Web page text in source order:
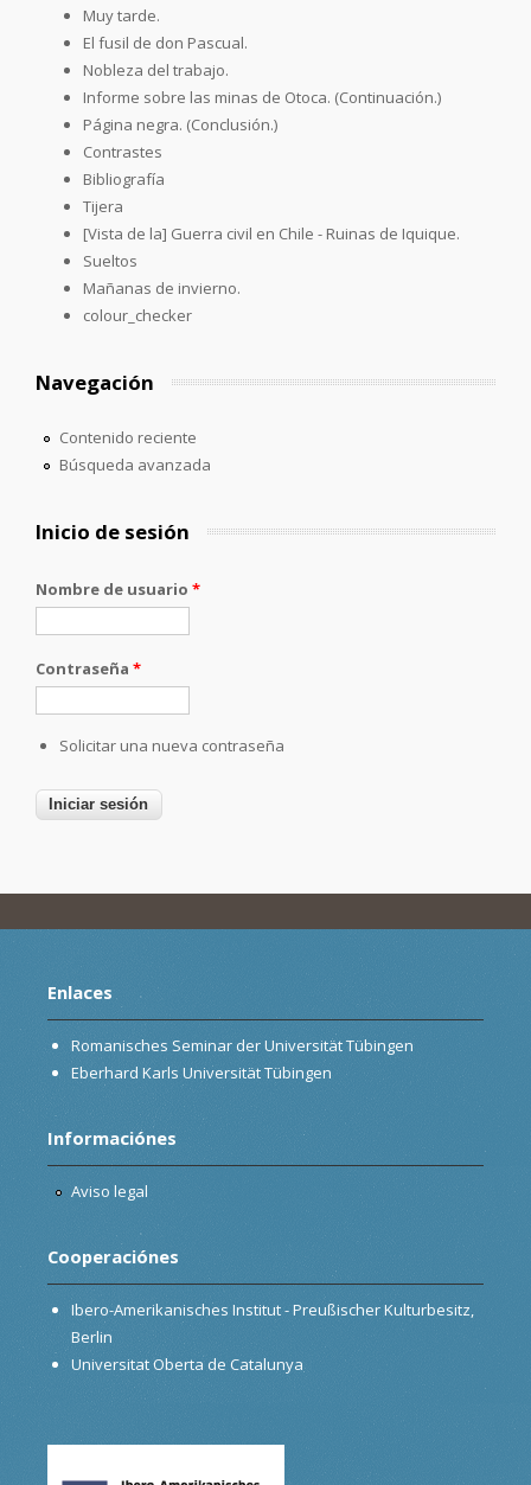
Muy tarde.
El fusil de don Pascual.
Nobleza del trabajo.
Informe sobre las minas de Otoca. (Continuación.)
Página negra. (Conclusión.)
Contrastes
Bibliografía
Tijera
[Vista de la] Guerra civil en Chile - Ruinas de Iquique.
Sueltos
Mañanas de invierno.
colour_checker
Navegación
Contenido reciente
Búsqueda avanzada
Inicio de sesión
Nombre de usuario *
Contraseña *
Solicitar una nueva contraseña
Enlaces
Romanisches Seminar der Universität Tübingen
Eberhard Karls Universität Tübingen
Informaciónes
Aviso legal
Cooperaciónes
Ibero-Amerikanisches Institut - Preußischer Kulturbesitz,
Berlin
Universitat Oberta de Catalunya